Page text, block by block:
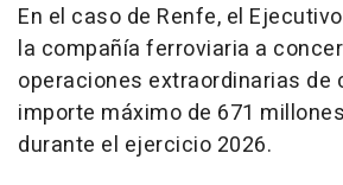
En el caso de Renfe, el
la compañía ferroviaria a
operaciones extraordinarias de
importe máximo de 671
durante el ejercicio 2026.